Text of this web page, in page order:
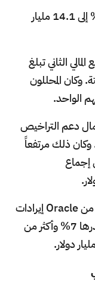
وكان المحللون يتوقعون نمواً بنسبة 8.8% إلى 14.1 مليار
الثاني تبلغ
الثابتة. وكان المحللون
دعم التراخيص
مليار دولار. وكان ذلك مرتفعاً
إجماع
حقق قطاع التراخيص السحابية والمحلية من Oracle إيرادات
بقيمة 870 مليون دولار أميركي، بزيادة قدرها 7% وأكثر من